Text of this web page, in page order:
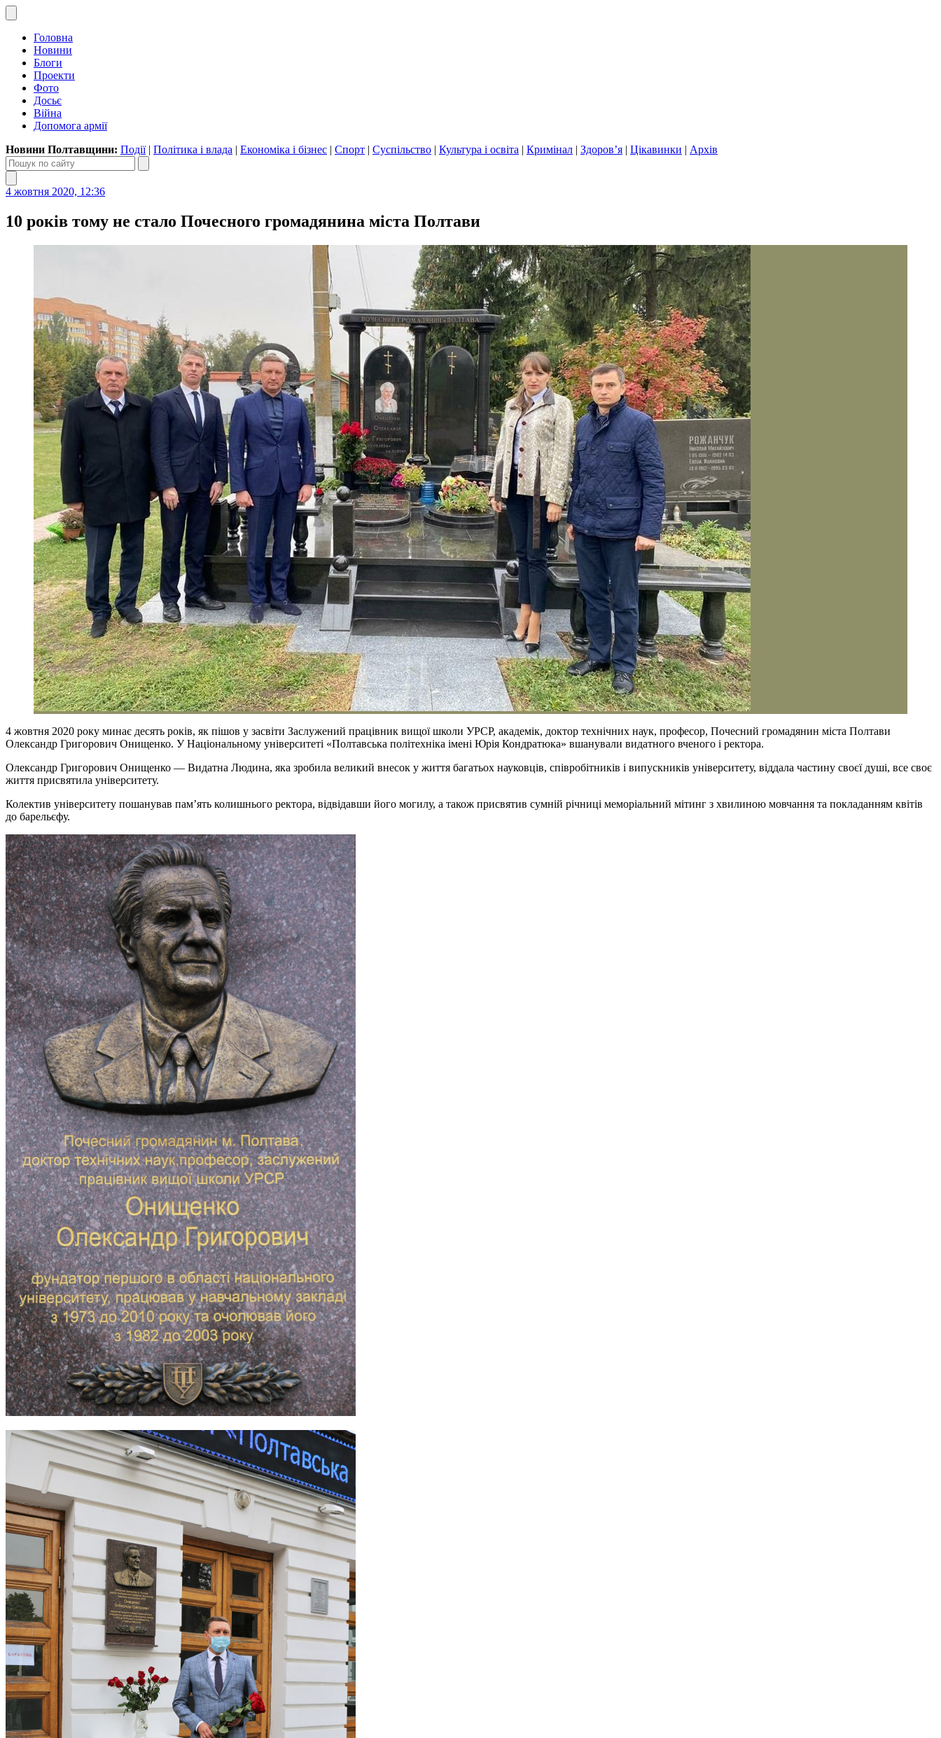
Головна
Новини
Блоги
Проекти
Фото
Досьє
Війна
Допомога армії
Новини Полтавщини: Події| Політика і влада | Економіка і бізнес | Спорт | Суспільство | Культура і освіта | Кримінал | Здоров’я | Цікавинки | Архів
4 жовтня 2020, 12:36
10 років тому не стало Почесного громадянина міста Полтави
4 жовтня 2020 року минає десять років, як пішов у засвіти Заслужений працівник вищої школи УРСР, академік, доктор технічних наук, професор, Почесний громадянин міста Полтави
Олександр Григорович Онищенко. У Національному університеті «Полтавська політехніка імені Юрія Кондратюка» вшанували видатного вченого і ректора.
Олександр Григорович Онищенко — Видатна Людина, яка зробила великий внесок у життя багатьох науковців, співробітників і випускників університету, віддала частину своєї душі, все своє
життя присвятила університету.
Колектив університету пошанував пам’ять колишнього ректора, відвідавши його могилу, а також присвятив сумній річниці меморіальний мітинг з хвилиною мовчання та покладанням квітів
до барельєфу.